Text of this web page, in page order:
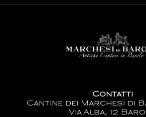
Contatti
Cantine dei Marchesi di
Via Alba, 12